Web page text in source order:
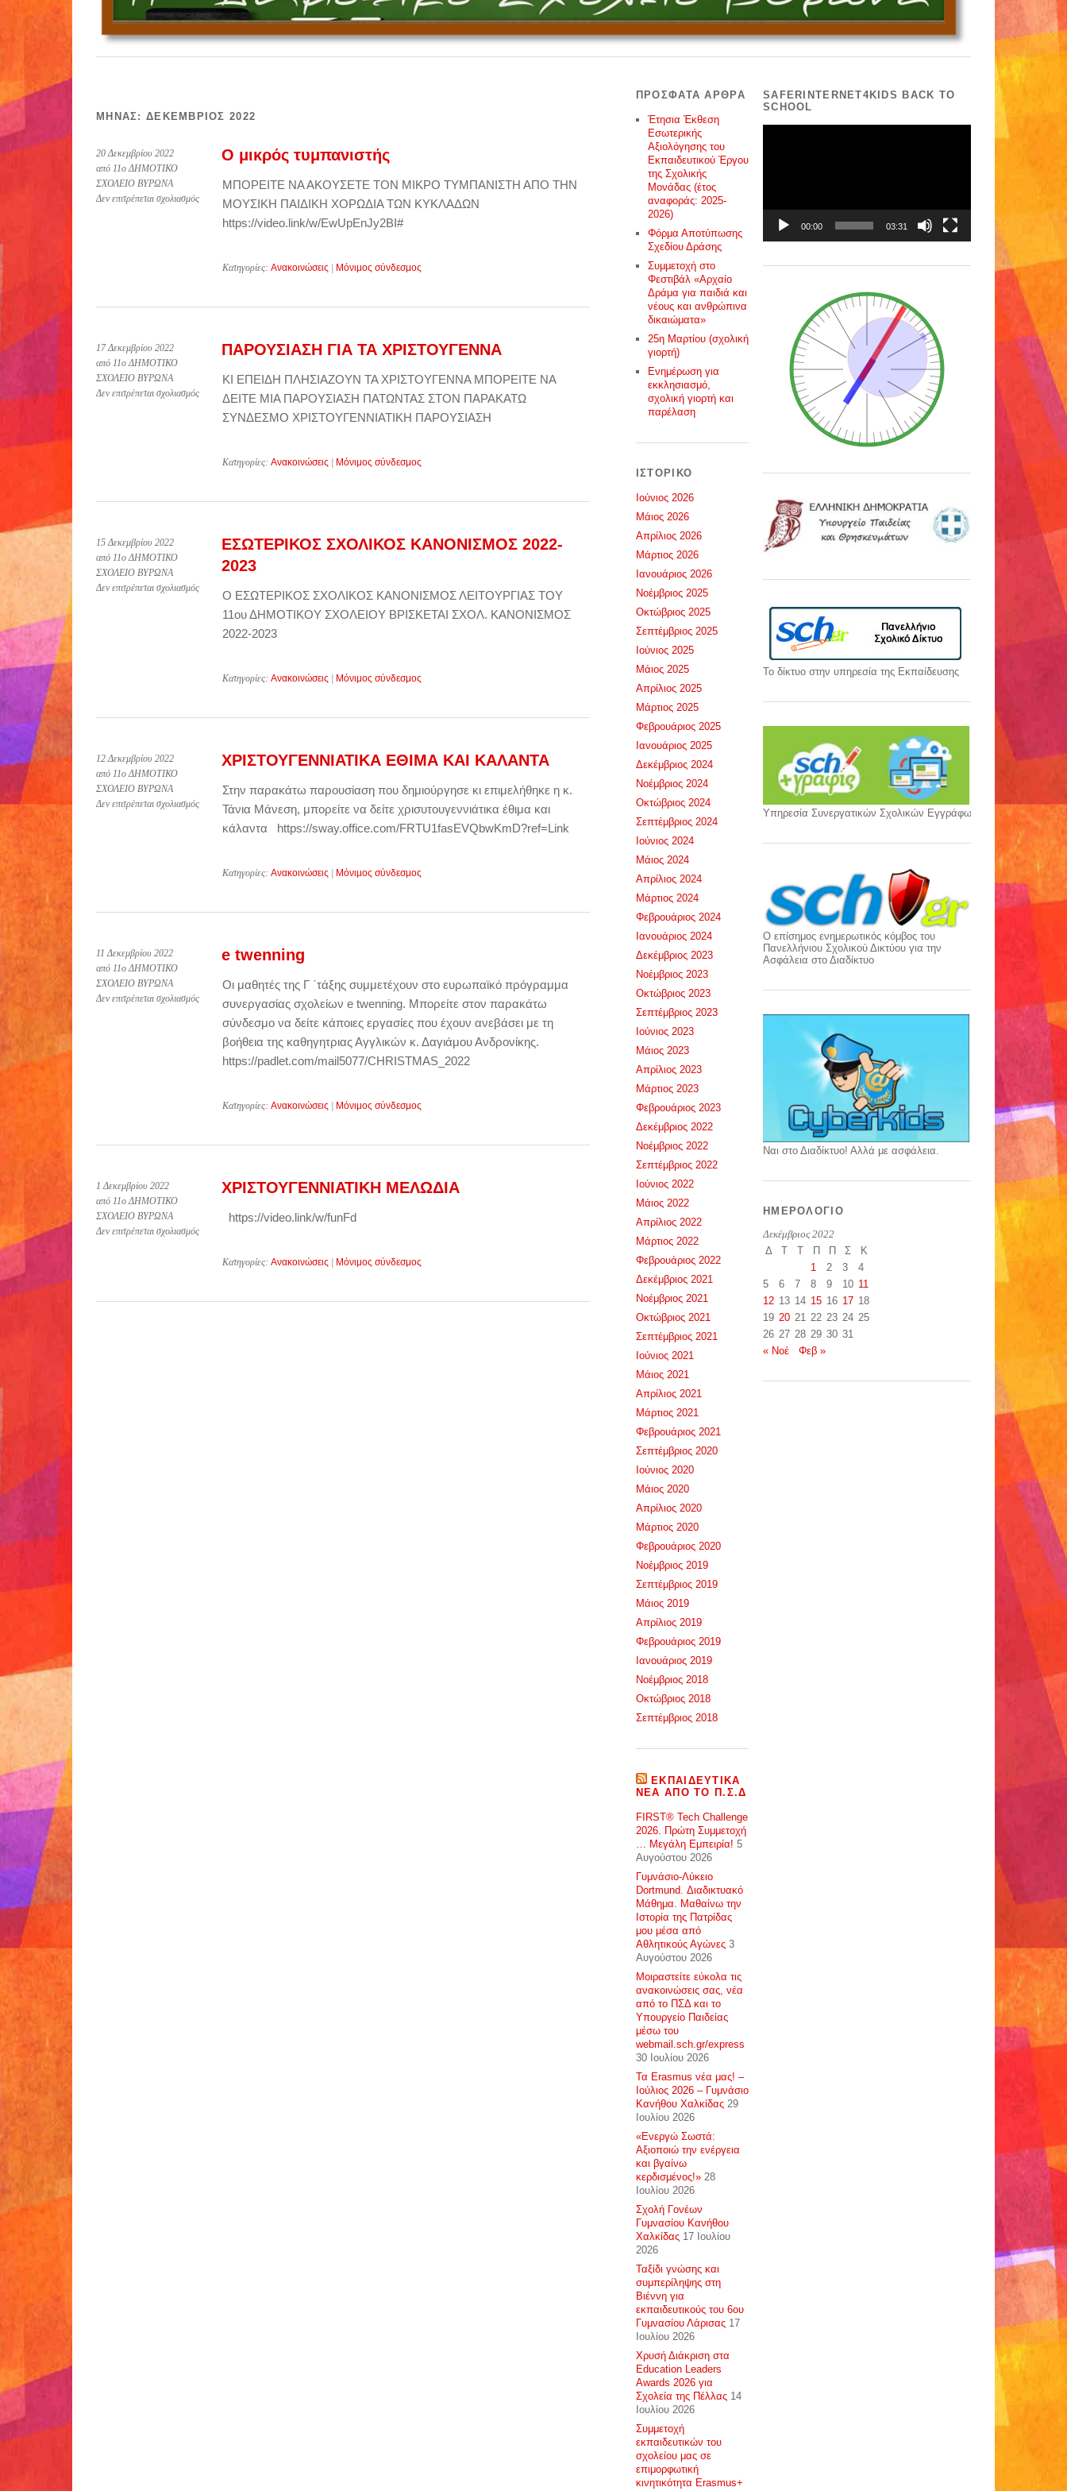
ΜΉΝΑΣ: ΔΕΚΈΜΒΡΙΟΣ 2022
20 Δεκεμβρίου 2022
από 11ο ΔΗΜΟΤΙΚΟ
ΣΧΟΛΕΙΟ ΒΥΡΩΝΑ
Δεν επιτρέπεται σχολιασμόςστο
μικρός
Ο μικρός τυμπανιστής
ΜΠΟΡΕΙΤΕ ΝΑ ΑΚΟΥΣΕΤΕ ΤΟΝ ΜΙΚΡΟ ΤΥΜΠΑΝΙΣΤΗ ΑΠΟ ΤΗΝ
ΜΟΥΣΙΚΗ ΠΑΙΔΙΚΗ ΧΟΡΩΔΙΑ ΤΩΝ ΚΥΚΛΑΔΩΝ
https://video.link/w/EwUpEnJy2BI#
Κατηγορίες: Ανακοινώσεις Μόνιμος σύνδεσμος
17 Δεκεμβρίου 2022
από 11ο ΔΗΜΟΤΙΚΟ
ΣΧΟΛΕΙΟ ΒΥΡΩΝΑ
Δεν επιτρέπεται σχολιασμόςστο
ΠΑΡΟΥΣΙΑΣΗ ΓΙΑ ΤΑ ΧΡΙΣΤΟΥΓΕΝΝΑ
ΚΙ ΕΠΕΙΔΗ ΠΛΗΣΙΑΖΟΥΝ ΤΑ ΧΡΙΣΤΟΥΓΕΝΝΑ ΜΠΟΡΕΙΤΕ ΝΑ
ΔΕΙΤΕ ΜΙΑ ΠΑΡΟΥΣΙΑΣΗ ΠΑΤΩΝΤΑΣ ΣΤΟΝ ΠΑΡΑΚΑΤΩ
ΣΥΝΔΕΣΜΟ ΧΡΙΣΤΟΥΓΕΝΝΙΑΤΙΚΗ ΠΑΡΟΥΣΙΑΣΗ
Κατηγορίες: Ανακοινώσεις Μόνιμος σύνδεσμος
15 Δεκεμβρίου 2022
από 11ο ΔΗΜΟΤΙΚΟ
ΣΧΟΛΕΙΟ ΒΥΡΩΝΑ
Δεν επιτρέπεται σχολιασμόςστο
ΕΣΩΤΕΡΙΚΟΣ
ΣΧΟΛΙΚΟΣ
ΚΑΝΟΝΙΣΜΟΣ
ΕΣΩΤΕΡΙΚΟΣ ΣΧΟΛΙΚΟΣ ΚΑΝΟΝΙΣΜΟΣ 2022-
2023
Ο ΕΣΩΤΕΡΙΚΟΣ ΣΧΟΛΙΚΟΣ ΚΑΝΟΝΙΣΜΟΣ ΛΕΙΤΟΥΡΓΙΑΣ ΤΟΥ
11ου ΔΗΜΟΤΙΚΟΥ ΣΧΟΛΕΙΟΥ ΒΡΙΣΚΕΤΑΙ ΣΧΟΛ. ΚΑΝΟΝΙΣΜΟΣ
2022-2023
Κατηγορίες: Ανακοινώσεις Μόνιμος σύνδεσμος
12 Δεκεμβρίου 2022
από 11ο ΔΗΜΟΤΙΚΟ
ΣΧΟΛΕΙΟ ΒΥΡΩΝΑ
Δεν επιτρέπεται σχολιασμόςστο
ΕΘΙΜΑ
ΧΡΙΣΤΟΥΓΕΝΝΙΑΤΙΚΑ ΕΘΙΜΑ ΚΑΙ ΚΑΛΑΝΤΑ
Στην παρακάτω παρουσίαση που δημιούργησε κι επιμελήθηκε η κ.
Τάνια Μάνεση, μπορείτε να δείτε χρισυτουγεννιάτικα έθιμα και
κάλαντα https://sway.office.com/FRTU1fasEVQbwKmD?ref=Link
Κατηγορίες: Ανακοινώσεις Μόνιμος σύνδεσμος
11 Δεκεμβρίου 2022
από 11ο ΔΗΜΟΤΙΚΟ
ΣΧΟΛΕΙΟ ΒΥΡΩΝΑ
Δεν επιτρέπεται σχολιασμόςστο
twenning
e twenning
Οι μαθητές της Γ ΄τάξης συμμετέχουν στο ευρωπαϊκό πρόγραμμα
συνεργασίας σχολείων e twenning. Mπορείτε στον παρακάτω
σύνδεσμο να δείτε κάποιες εργασίες που έχουν ανεβάσει με τη
βοήθεια της καθηγητριας Αγγλικών κ. Δαγιάμου Ανδρονίκης.
https://padlet.com/mail5077/CHRISTMAS_2022
Κατηγορίες: Ανακοινώσεις Μόνιμος σύνδεσμος
1 Δεκεμβρίου 2022
από 11ο ΔΗΜΟΤΙΚΟ
ΣΧΟΛΕΙΟ ΒΥΡΩΝΑ
Δεν επιτρέπεται σχολιασμόςστο
ΜΕΛΩΔΙΑ
ΧΡΙΣΤΟΥΓΕΝΝΙΑΤΙΚΗ ΜΕΛΩΔΙΑ
https://video.link/w/funFd
Κατηγορίες: Ανακοινώσεις Μόνιμος σύνδεσμος
ΠΡΌΣΦΑΤΑ ΆΡΘΡΑ
Έτησια Έκθεση
Εσωτερικής
Αξιολόγησης του
Εκπαιδευτικού Έργου
της Σχολικής
Μονάδας (έτος
αναφοράς: 2025-
2026)
Φόρμα Αποτύπωσης
Σχεδίου Δράσης
Συμμετοχή στο
Φεστιβάλ «Αρχαίο
Δράμα για παιδιά και
νέους και ανθρώπινα
δικαιώματα»
25η Μαρτίου (σχολική
γιορτή)
Ενημέρωση για
εκκλησιασμό,
σχολική γιορτή και
παρέλαση
ΙΣΤΟΡΙΚΌ
Ιούνιος 2026
Μάιος 2026
Απρίλιος 2026
Μάρτιος 2026
Ιανουάριος 2026
Νοέμβριος 2025
Οκτώβριος 2025
Σεπτέμβριος 2025
Ιούνιος 2025
Μάιος 2025
Απρίλιος 2025
Μάρτιος 2025
Φεβρουάριος 2025
Ιανουάριος 2025
Δεκέμβριος 2024
Νοέμβριος 2024
Οκτώβριος 2024
Σεπτέμβριος 2024
Ιούνιος 2024
Μάιος 2024
Απρίλιος 2024
Μάρτιος 2024
Φεβρουάριος 2024
Ιανουάριος 2024
Δεκέμβριος 2023
Νοέμβριος 2023
Οκτώβριος 2023
Σεπτέμβριος 2023
Ιούνιος 2023
Μάιος 2023
Απρίλιος 2023
Μάρτιος 2023
Φεβρουάριος 2023
Δεκέμβριος 2022
Νοέμβριος 2022
Σεπτέμβριος 2022
Ιούνιος 2022
Μάιος 2022
Απρίλιος 2022
Μάρτιος 2022
Φεβρουάριος 2022
Δεκέμβριος 2021
Νοέμβριος 2021
Οκτώβριος 2021
Σεπτέμβριος 2021
Ιούνιος 2021
Μάιος 2021
Απρίλιος 2021
Μάρτιος 2021
Φεβρουάριος 2021
Σεπτέμβριος 2020
Ιούνιος 2020
Μάιος 2020
Απρίλιος 2020
Μάρτιος 2020
Φεβρουάριος 2020
Νοέμβριος 2019
Σεπτέμβριος 2019
Μάιος 2019
Απρίλιος 2019
Φεβρουάριος 2019
Ιανουάριος 2019
Νοέμβριος 2018
Οκτώβριος 2018
Σεπτέμβριος 2018
ΕΚΠΑΙΔΕΥΤΙΚΆ
ΝΈΑ ΑΠΌ ΤΟ Π.Σ.Δ
FIRST® Tech Challenge
2026. Πρώτη Συμμετοχή
… Μεγάλη Εμπειρία! 5
Αυγούστου 2026
Γυμνάσιο-Λύκειο
Dortmund. Διαδικτυακό
Μάθημα. Μαθαίνω την
Ιστορία της Πατρίδας
μου μέσα από
Αθλητικούς Αγώνες 3
Αυγούστου 2026
Μοιραστείτε εύκολα τις
ανακοινώσεις σας, νέα
από το ΠΣΔ και το
Υπουργείο Παιδείας
μέσω του
webmail.sch.gr/express
30 Ιουλίου 2026
Τα Erasmus νέα μας! –
Ιούλιος 2026 – Γυμνάσιο
Κανήθου Χαλκίδας 29
Ιουλίου 2026
«Ενεργώ Σωστά:
Αξιοποιώ την ενέργεια
και βγαίνω
κερδισμένος!» 28
Ιουλίου 2026
Σχολή Γονέων
Γυμνασίου Κανήθου
Χαλκίδας 17 Ιουλίου
2026
Ταξίδι γνώσης και
συμπερίληψης στη
Βιέννη για
εκπαιδευτικούς του 6ου
Γυμνασίου Λάρισας 17
Ιουλίου 2026
Χρυσή Διάκριση στα
Education Leaders
Awards 2026 για
Σχολεία της Πέλλας 14
Ιουλίου 2026
Συμμετοχή
εκπαιδευτικών του
σχολείου μας σε
επιμορφωτική
κινητικότητα Erasmus+
SAFERINTERNET4KIDS BACK TO
SCHOOL
00:00 03:31
Το δίκτυο στην υπηρεσία της Εκπαίδευσης
Υπηρεσία Συνεργατικών Σχολικών Εγγράφων
Ο επίσημος ενημερωτικός κόμβος του
Πανελλήνιου Σχολικού Δικτύου για την
Aσφάλεια στο Διαδίκτυο
Ναι στο Διαδίκτυο! Αλλά με ασφάλεια.
ΗΜΕΡΟΛΌΓΙΟ
Δεκέμβριος 2022
Δ Τ Τ Π Π Σ
Κ
1
2 3
4
5
6 7 8 9 10 11
12 13 14 15 16 17 18
19 20 21 22 23 24 25
26 27 28 29 30 31
« Νοέ
Φεβ »